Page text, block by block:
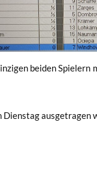
beiden
Dienstag ausgetragen